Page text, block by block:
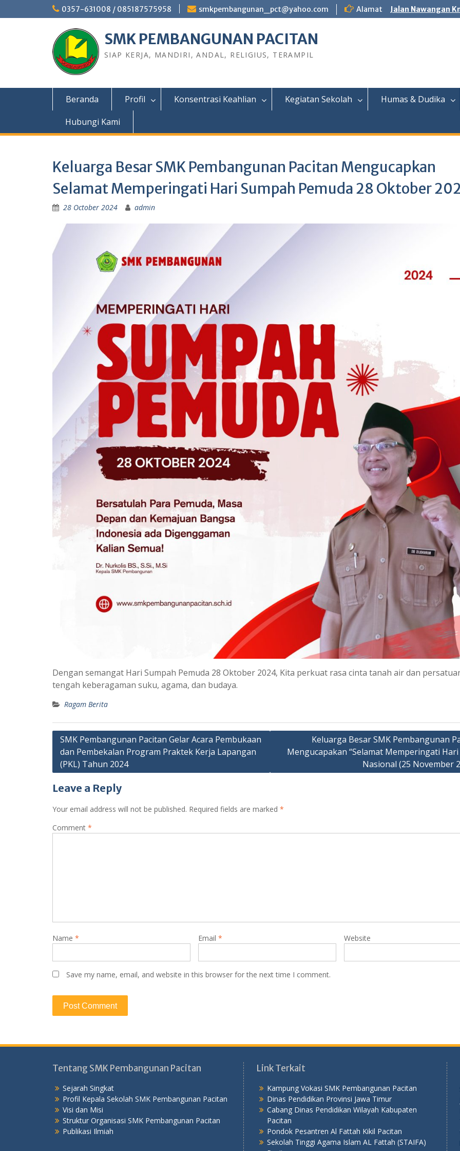
0357-631008 / 085187575958 smkpembangunan_pct@yahoo.com Alamat Jalan Nawangan
SMK PEMBANGUNAN PACITAN
SIAP KERJA, MANDIRI, ANDAL, RELIGIUS, TERAMPIL
Beranda Profil Konsentrasi Keahlian Kegiatan Sekolah Humas & Dudika
Hubungi Kami
Keluarga Besar SMK Pembangunan Pacitan Mengucapkan
Selamat Memperingati Hari Sumpah Pemuda 28 Oktober
28 October 2024 admin
Dengan semangat Hari Sumpah Pemuda 28 Oktober 2024, Kita perkuat rasa cinta tanah air dan
tengah keberagaman suku, agama, dan budaya.
Ragam Berita
SMK Pembangunan Pacitan Gelar Acara Pembukaan
dan Pembekalan Program Praktek Kerja Lapangan
(PKL) Tahun 2024
Keluarga Besar SMK Pembangunan
Mengucapakan “Selamat Memperingati
Nasional (25 November
Leave a Reply
Your email address will not be published. Required fields are marked *
Comment *
Name * Email * Website
Save my name, email, and website in this browser for the next time I comment.
Tentang SMK Pembangunan Pacitan
Sejarah Singkat
Profil Kepala Sekolah SMK Pembangunan Pacitan
Visi dan Misi
Struktur Organisasi SMK Pembangunan Pacitan
Publikasi Ilmiah
Link Terkait
Kampung Vokasi SMK Pembangunan Pacitan
Dinas Pendidikan Provinsi Jawa Timur
Cabang Dinas Pendidikan Wilayah Kabupaten
Pacitan
Pondok Pesantren Al Fattah Kikil Pacitan
Sekolah Tinggi Agama Islam AL Fattah (STAIFA)